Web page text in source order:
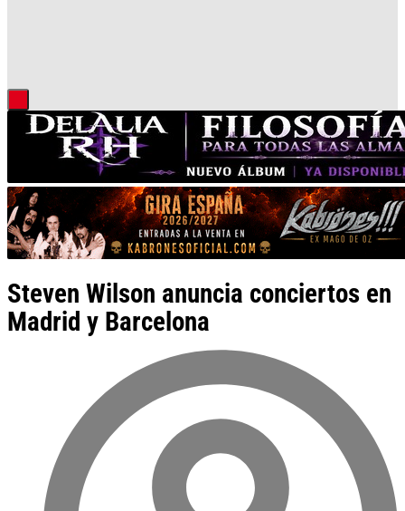
Steven Wilson anuncia conciertos en
Madrid y Barcelona